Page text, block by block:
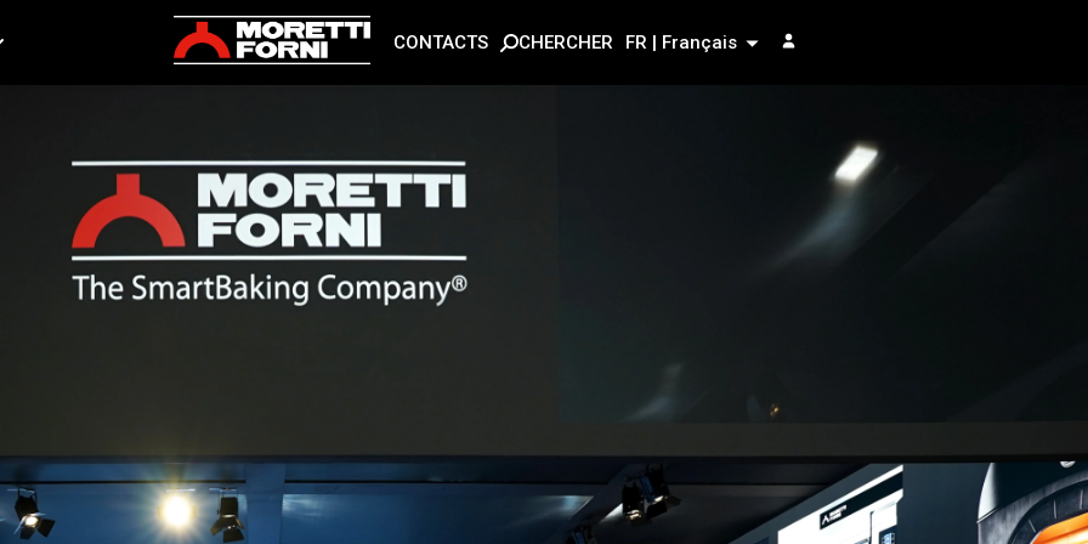
CONTACTS CHERCHER FR | Français